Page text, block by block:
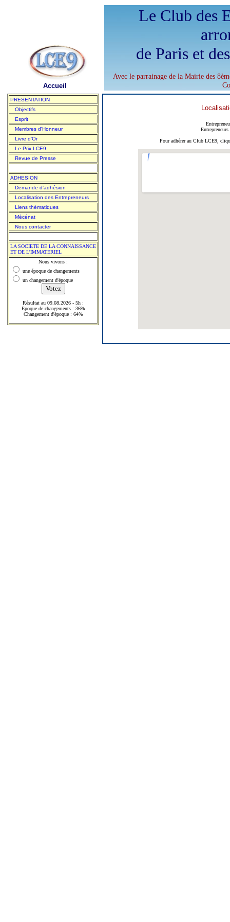
Accueil
Le Club des
de Paris et
Avec le parrainage de la Mairie des
PRESENTATION
Objectifs
Esprit
Membres d'Honneur
Livre d'Or
Le Prix LCE9
Revue de Presse
ADHESION
Demande d'adhésion
Localisation des Entrepreneurs
Liens thématiques
Mécénat
Nous contacter
LA SOCIETE DE LA CONNAISSANCE
ET DE L'IMMATERIEL
Nous vivons :
une époque de changements
un changement d'époque
Résultat au 09.08.2026 - 5h :
Epoque de changements : 36%
Changement d'époque : 64%
Pour adhérer au Club LCE9,